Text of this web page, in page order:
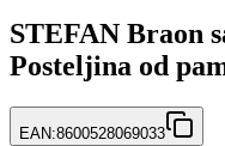
STEFAN Braon
Posteljina od
EAN:8600528069033